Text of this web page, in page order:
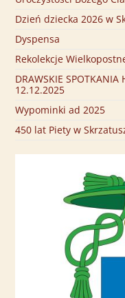
Dzień dziecka 2026 w
Dyspensa
Rekolekcje
DRAWSKIE SPOTKANIA
12.12.2025
Wypominki ad 2025
450 lat Piety w